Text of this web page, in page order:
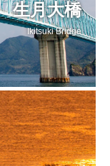
生月大橋
Ikitsuki Bridge